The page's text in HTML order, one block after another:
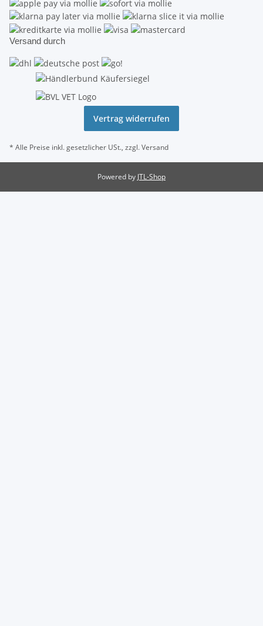
Versand durch
Vertrag widerrufen
* Alle Preise inkl. gesetzlicher USt., zzgl.Versand
Powered by JTL-Shop